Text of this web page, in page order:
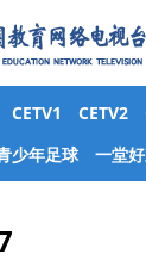
CETV1 CETV2
少年足球 一堂